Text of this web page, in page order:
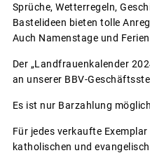
Sprüche, Wetterregeln,
Bastelideen bieten tolle
Auch Namenstage und
Der „Landfrauenkalender
an unserer BBV-
Es ist nur Barzahlung
Für jedes verkaufte
katholischen und